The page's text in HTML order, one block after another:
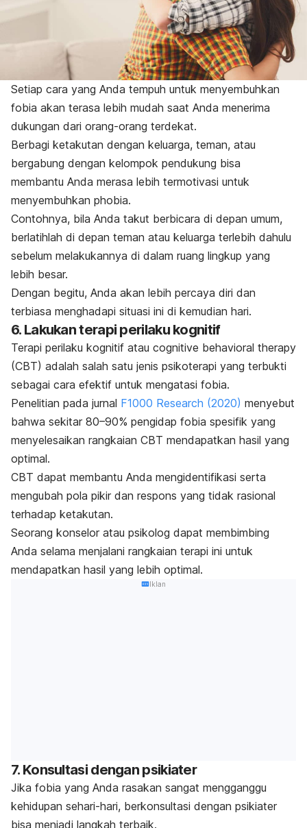
Setiap cara yang Anda tempuh untuk menyembuhkan
fobia akan terasa lebih mudah saat Anda menerima
dukungan dari orang-orang terdekat.
Berbagi ketakutan dengan keluarga, teman, atau
bergabung dengan kelompok pendukung bisa
membantu Anda merasa lebih termotivasi untuk
menyembuhkan phobia.
Contohnya, bila Anda takut berbicara di depan umum,
berlatihlah di depan teman atau keluarga terlebih dahulu
sebelum melakukannya di dalam ruang lingkup yang
lebih besar.
Dengan begitu, Anda akan lebih percaya diri dan
terbiasa menghadapi situasi ini di kemudian hari.
6. Lakukan terapi perilaku kognitif
Terapi perilaku kognitif atau cognitive behavioral therapy
(CBT) adalah salah satu jenis psikoterapi yang terbukti
sebagai cara efektif untuk mengatasi fobia.
Penelitian pada jurnal F1000 Research (2020) menyebut
bahwa sekitar 80–90% pengidap fobia spesifik yang
menyelesaikan rangkaian CBT mendapatkan hasil yang
optimal.
CBT dapat membantu Anda mengidentifikasi serta
mengubah pola pikir dan respons yang tidak rasional
terhadap ketakutan.
Seorang konselor atau psikolog dapat membimbing
Anda selama menjalani rangkaian terapi ini untuk
mendapatkan hasil yang lebih optimal.
Iklan
7. Konsultasi dengan psikiater
Jika fobia yang Anda rasakan sangat mengganggu
kehidupan sehari-hari, berkonsultasi dengan psikiater
bisa menjadi langkah terbaik.